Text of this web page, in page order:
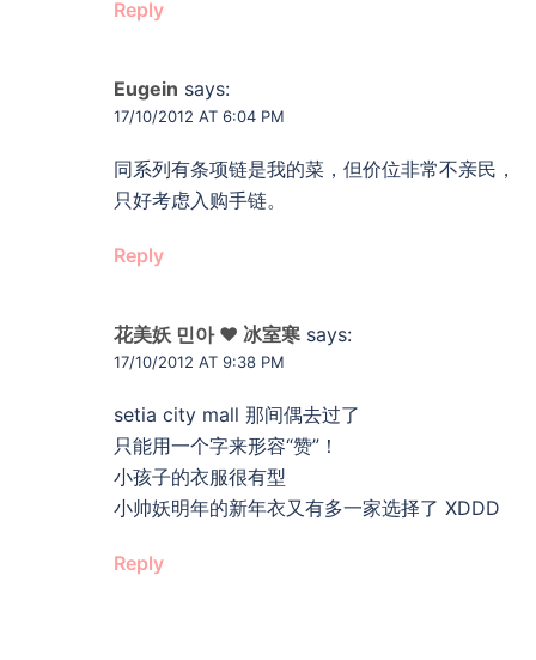
Reply
Eugein says:
17/10/2012 AT 6:04 PM
同系列有条项链是我的菜，但价位非常不亲民，
只好考虑入购手链。
Reply
花美妖 민아 ❤ 冰室寒 says:
17/10/2012 AT 9:38 PM
setia city mall 那间偶去过了
只能用一个字来形容“赞”！
小孩子的衣服很有型
小帅妖明年的新年衣又有多一家选择了 XDDD
Reply